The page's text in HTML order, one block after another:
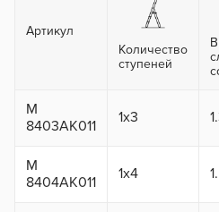
Артикул
Количество
ступеней
М
8403АК011
1x3
М
8404АК011
1x4